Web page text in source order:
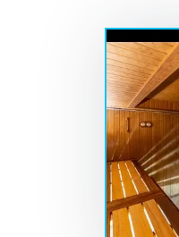
Банные
Общие
Аква-зона